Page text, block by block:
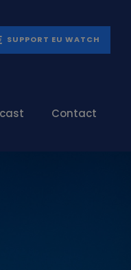
SUPPORT EU WATCH
Contact